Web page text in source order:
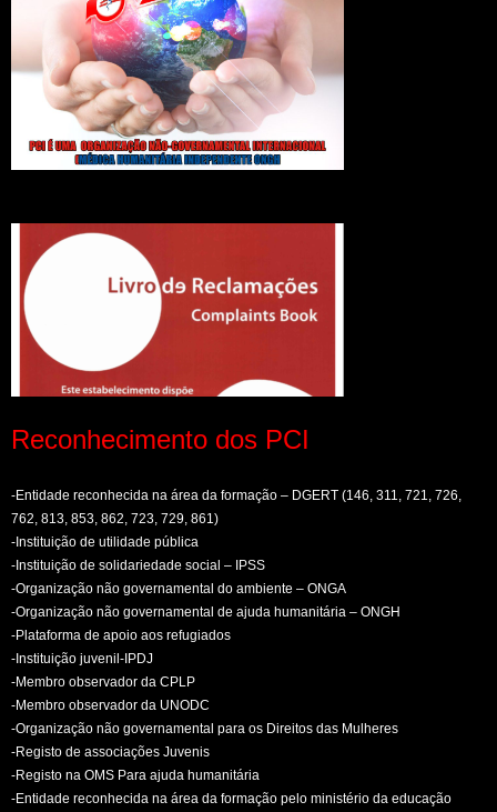
Reconhecimento dos PCI
-Entidade reconhecida na área da formação – DGERT (146, 311, 721, 726,
762, 813, 853, 862, 723, 729, 861)
-Instituição de utilidade pública
-Instituição de solidariedade social – IPSS
-Organização não governamental do ambiente – ONGA
-Organização não governamental de ajuda humanitária – ONGH
-Plataforma de apoio aos refugiados
-Instituição juvenil-IPDJ
-Membro observador da CPLP
-Membro observador da UNODC
-Organização não governamental para os Direitos das Mulheres
-Registo de associações Juvenis
-Registo na OMS Para ajuda humanitária
-Entidade reconhecida na área da formação pelo ministério da educação